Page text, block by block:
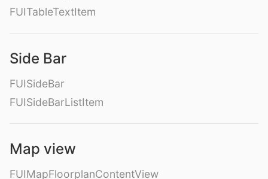
FUITableTextItem
Side Bar
FUISideBar
FUISideBarListItem
Map view
FUIMapFloorplanContentView